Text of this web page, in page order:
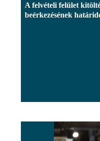
A felvételi felület
beérkezésének